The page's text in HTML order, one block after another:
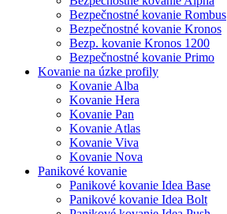
Bezpečnostné kovanie Rombus
Bezpečnostné kovanie Kronos
Bezp. kovanie Kronos 1200
Bezpečnostné kovanie Primo
Kovanie na úzke profily
Kovanie Alba
Kovanie Hera
Kovanie Pan
Kovanie Atlas
Kovanie Viva
Kovanie Nova
Panikové kovanie
Panikové kovanie Idea Base
Panikové kovanie Idea Bolt